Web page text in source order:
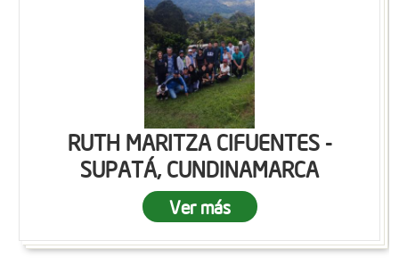
RUTH MARITZA CIFUENTES -
SUPATÁ, CUNDINAMARCA
Ver más